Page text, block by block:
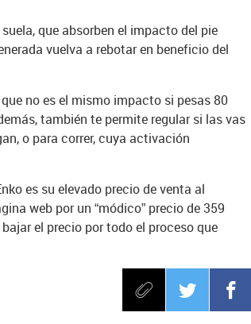
que absorben el impacto del pie
vuelva a rebotar en beneficio del
no es el mismo impacto si pesas 80
también te permite regular si las vas
o para correr, cuya activación
es su elevado precio de venta al
web por un “módico” precio de 359
el precio por todo el proceso que